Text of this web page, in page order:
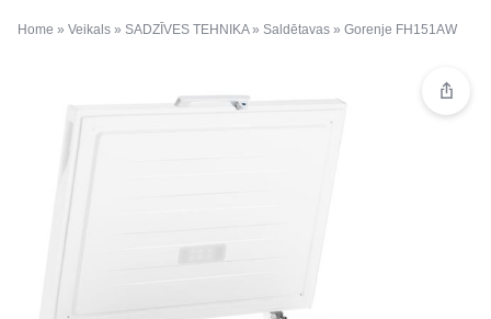
Home » Veikals » SADZĪVES TEHNIKA» Saldētavas » Gorenje FH151AW